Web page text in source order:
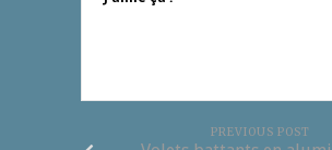
PREVIOUS POST